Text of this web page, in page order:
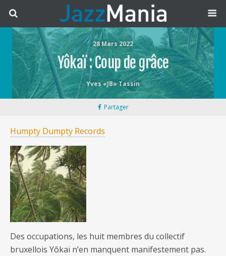
28 Mars 2022
Yôkaï : Coup de grâce
Yves «JB» Tassin
Partager
Humpty Dumpty Records
Des occupations, les huit membres du collectif
bruxellois Yôkaï n’en manquent manifestement pas.